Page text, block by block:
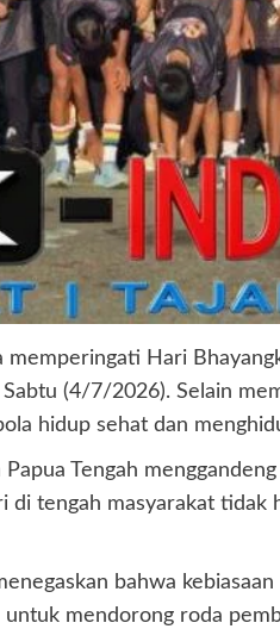
Hari
(4/7/2026). Selain
hidup sehat dan
Tengah
tengah masyarakat
bahwa
mendorong roda